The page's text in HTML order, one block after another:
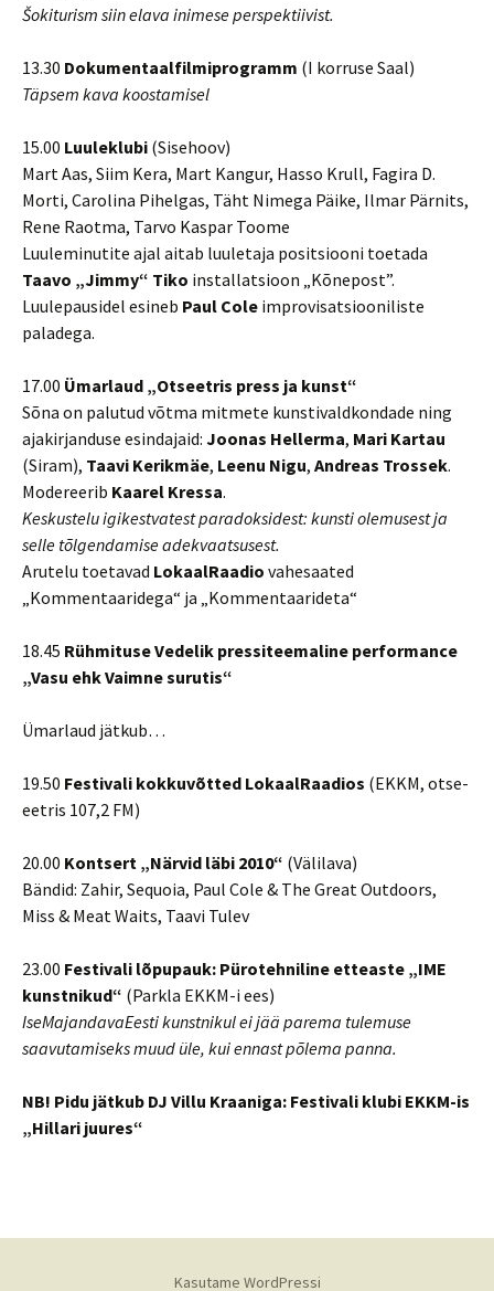
Šokiturism siin elava inimese perspektiivist.
13.30 Dokumentaalfilmiprogramm (I korruse Saal)
Täpsem kava koostamisel
15.00 Luuleklubi (Sisehoov)
Mart Aas, Siim Kera, Mart Kangur, Hasso Krull, Fagira D.
Morti, Carolina Pihelgas, Täht Nimega Päike, Ilmar Pärnits,
Rene Raotma, Tarvo Kaspar Toome
Luuleminutite ajal aitab luuletaja positsiooni toetada
Taavo „Jimmy“ Tiko installatsioon „Kõnepost”.
Luulepausidel esineb Paul Cole improvisatsiooniliste
paladega.
17.00 Ümarlaud „Otseetris press ja kunst“
Sõna on palutud võtma mitmete kunstivaldkondade ning
ajakirjanduse esindajaid: Joonas Hellerma, Mari Kartau
(Siram), Taavi Kerikmäe, Leenu Nigu, Andreas Trossek.
Modereerib Kaarel Kressa.
Keskustelu igikestvatest paradoksidest: kunsti olemusest ja
selle tõlgendamise adekvaatsusest.
Arutelu toetavad LokaalRaadio vahesaated
„Kommentaaridega“ ja „Kommentaarideta“
18.45 Rühmituse Vedelik pressiteemaline performance
„Vasu ehk Vaimne surutis“
Ümarlaud jätkub…
19.50 Festivali kokkuvõtted LokaalRaadios (EKKM, otse-
eetris 107,2 FM)
20.00 Kontsert „Närvid läbi 2010“ (Välilava)
Bändid: Zahir, Sequoia, Paul Cole & The Great Outdoors,
Miss & Meat Waits, Taavi Tulev
23.00 Festivali lõpupauk: Pürotehniline etteaste „IME
kunstnikud“ (Parkla EKKM-i ees)
IseMajandavaEesti kunstnikul ei jää parema tulemuse
saavutamiseks muud üle, kui ennast põlema panna.
NB! Pidu jätkub DJ Villu Kraaniga: Festivali klubi EKKM-is
„Hillari juures“
Kasutame WordPressi